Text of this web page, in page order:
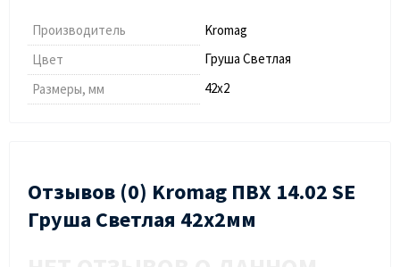
Производитель
Kromag
Цвет
Груша Светлая
Размеры, мм
42х2
Отзывов (0) Kromag ПВХ 14.02 SЕ
Груша Светлая 42х2мм